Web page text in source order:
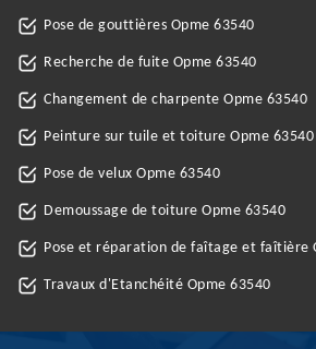
Pose de gouttières Opme 63540
Recherche de fuite Opme 63540
Changement de charpente Opme 63540
Peinture sur tuile et toiture Opme 63540
Pose de velux Opme 63540
Demoussage de toiture Opme 63540
Pose et réparation de faîtage et faîtière
Travaux d'Etanchéité Opme 63540